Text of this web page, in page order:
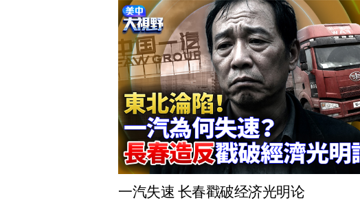
一汽失速 长春戳破经济光明论